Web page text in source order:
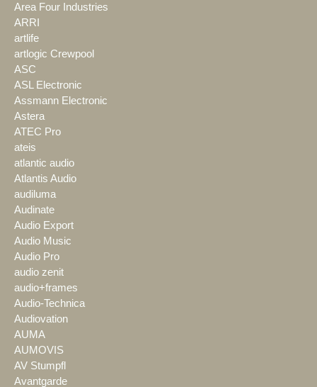
Area Four Industries
ARRI
artlife
artlogic Crewpool
ASC
ASL Electronic
Assmann Electronic
Astera
ATEC Pro
ateis
atlantic audio
Atlantis Audio
audiluma
Audinate
Audio Export
Audio Music
Audio Pro
audio zenit
audio+frames
Audio-Technica
Audiovation
AUMA
AUMOVIS
AV Stumpfl
Avantgarde